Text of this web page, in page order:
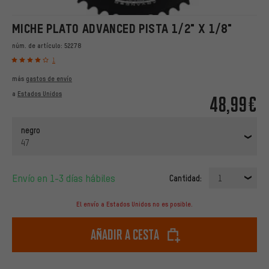
MICHE PLATO ADVANCED PISTA 1/2" X 1/8"
núm. de artículo: 52278
1
48,99€
más gastos de envío
a Estados Unidos
negro
47
Envío en 1-3 días hábiles Cantidad: 1
El envío a Estados Unidos no es posible.
Añadir a cesta